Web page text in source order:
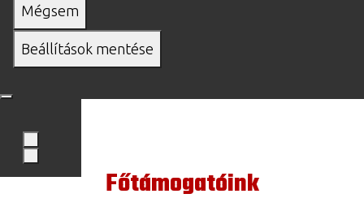
Mégsem
Beállítások mentése
Főtámogatóink